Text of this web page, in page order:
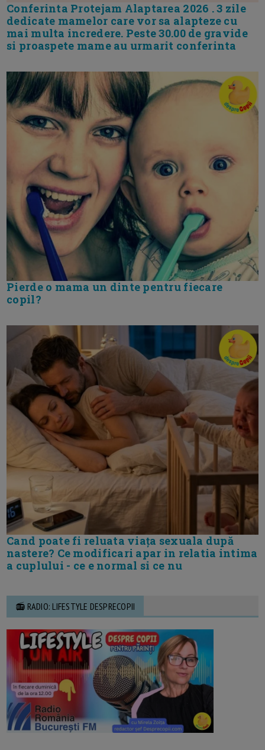
Conferinta Protejam Alaptarea 2026 . 3 zile
dedicate mamelor care vor sa alapteze cu
mai multa incredere. Peste 30.00 de gravide
si proaspete mame au urmarit conferinta
Pierde o mama un dinte pentru fiecare
copil?
Cand poate fi reluata viața sexuala după
nastere? Ce modificari apar in relatia intima
a cuplului - ce e normal si ce nu
📻 RADIO: LIFESTYLE DESPRECOPII